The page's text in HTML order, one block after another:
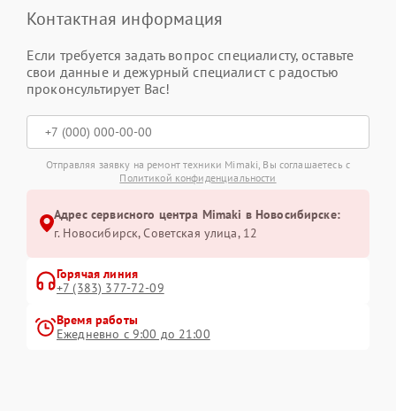
Контактная информация
Если требуется задать вопрос специалисту, оставьте
свои данные и дежурный специалист с радостью
проконсультирует Вас!
Отправляя заявку на ремонт техники Mimaki, Вы соглашаетесь с
Политикой конфиденциальности
Адрес сервисного центра Mimaki в Новосибирске:
г. Новосибирск, Советская улица, 12
Горячая линия
+7 (383) 377-72-09
Время работы
Ежедневно с 9:00 до 21:00